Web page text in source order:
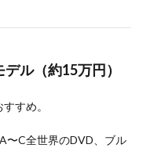
ル（約15万円）
すめ。
〜C全世界のDVD、ブル